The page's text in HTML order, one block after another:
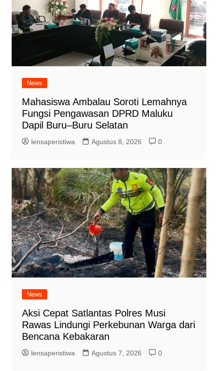
News
Mahasiswa Ambalau Soroti Lemahnya
Fungsi Pengawasan DPRD Maluku
Dapil Buru–Buru Selatan
lensaperistiwa Agustus 8, 2026 0
News
Aksi Cepat Satlantas Polres Musi
Rawas Lindungi Perkebunan Warga dari
Bencana Kebakaran
lensaperistiwa Agustus 7, 2026 0